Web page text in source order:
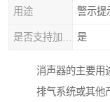
用途 警示提
是
消声器的主要用
排气系统或其他